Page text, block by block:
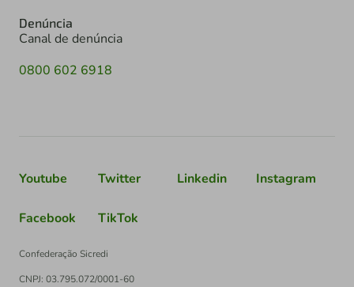
Denúncia
Canal de denúncia
0800 602 6918
Youtube Twitter Linkedin Instagram
Facebook TikTok
Confederação Sicredi
CNPJ: 03.795.072/0001-60